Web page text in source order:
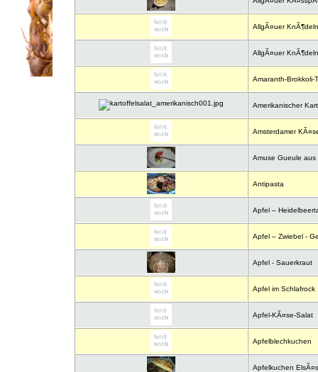
AllgÃ¤uer
AllgÃ¤uer
Amaranth-Brokkoli-
Amerikanischer
Amsterdamer
Amuse Gueule aus
Antipasta
Apfel –
Apfel – Zwiebel -
Apfel - Sauerkraut
Apfel im Schlafrock
Apfel-KÃ¤se-Salat
Apfelblechkuchen
Apfelkuchen